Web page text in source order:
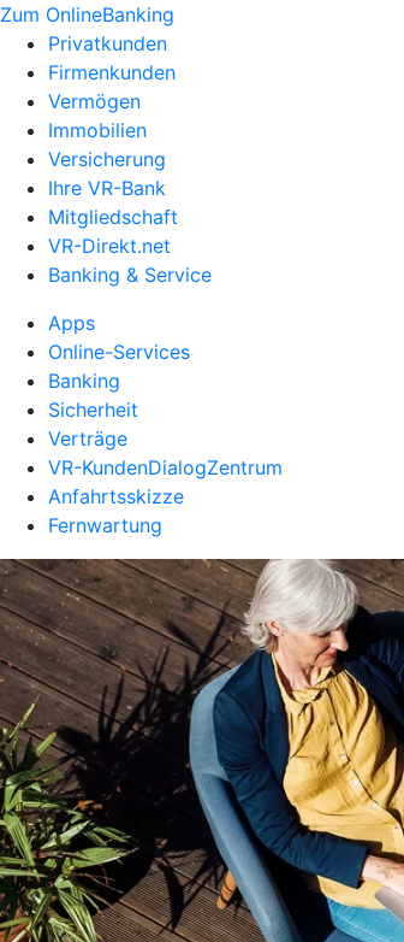
Zum OnlineBanking
Privatkunden
Firmenkunden
Vermögen
Immobilien
Versicherung
Ihre VR-Bank
Mitgliedschaft
VR-Direkt.net
Banking & Service
Apps
Online-Services
Banking
Sicherheit
Verträge
VR-KundenDialogZentrum
Anfahrtsskizze
Fernwartung